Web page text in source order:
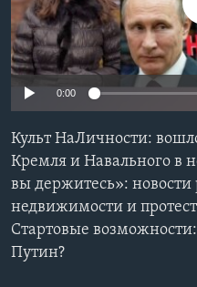
Learning English
Языки
No media
0:00
Культ НаЛичности:
Кремля и Навального в
вы держитесь»:
недвижимости и
Стартовые
Путин?